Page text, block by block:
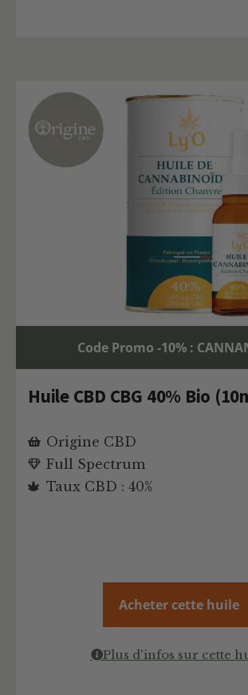
Code Promo -10% :
Huile CBD CBG 40% Bio
Origine CBD
Full Spectrum
Taux CBD : 40%
Acheter cette huile
Plus d'infos sur cette